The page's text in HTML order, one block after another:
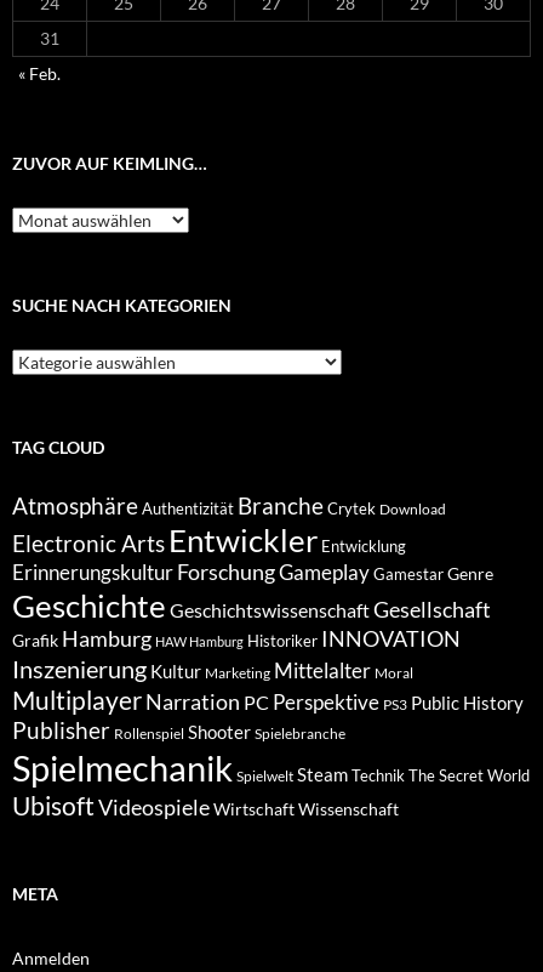
31
« Feb.
ZUVOR AUF KEIMLING…
Zuvor
auf
SUCHE NACH KATEGORIEN
Suche
nach
TAG CLOUD
Atmosphäre Authentizität Branche Crytek Download
Electronic Arts Entwickler Entwicklung
Erinnerungskultur ForschungGameplay Gamestar Genre
Geschichte GeschichtswissenschaftGesellschaft
Grafik Hamburg HAW Hamburg Historiker INNOVATION
Inszenierung Kultur Marketing Mittelalter Moral
MultiplayerNarration PC Perspektive PS3 Public History
Publisher Rollenspiel Shooter Spielebranche
Spielmechanik Spielwelt Steam Technik The Secret World
UbisoftVideospieleWirtschaftWissenschaft
META
Anmelden